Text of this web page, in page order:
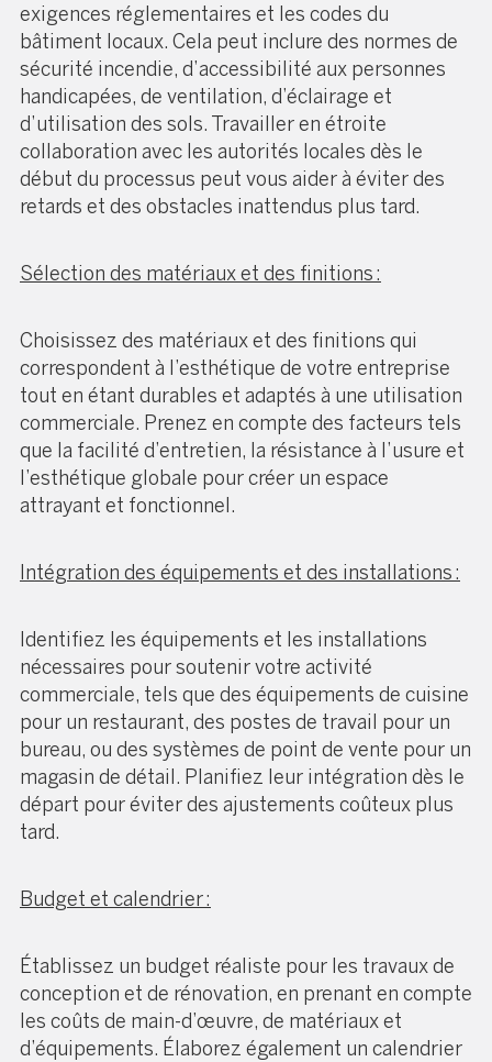
exigences réglementaires et les codes du
bâtiment locaux. Cela peut inclure des normes de
sécurité incendie, d’accessibilité aux personnes
handicapées, de ventilation, d’éclairage et
d’utilisation des sols. Travailler en étroite
collaboration avec les autorités locales dès le
début du processus peut vous aider à éviter des
retards et des obstacles inattendus plus tard.
Sélection des matériaux et des finitions :
Choisissez des matériaux et des finitions qui
correspondent à l’esthétique de votre entreprise
tout en étant durables et adaptés à une utilisation
commerciale. Prenez en compte des facteurs tels
que la facilité d’entretien, la résistance à l’usure et
l’esthétique globale pour créer un espace
attrayant et fonctionnel.
Intégration des équipements et des installations :
Identifiez les équipements et les installations
nécessaires pour soutenir votre activité
commerciale, tels que des équipements de cuisine
pour un restaurant, des postes de travail pour un
bureau, ou des systèmes de point de vente pour un
magasin de détail. Planifiez leur intégration dès le
départ pour éviter des ajustements coûteux plus
tard.
Budget et calendrier :
Établissez un budget réaliste pour les travaux de
conception et de rénovation, en prenant en compte
les coûts de main-d’œuvre, de matériaux et
d’équipements. Élaborez également un calendrier